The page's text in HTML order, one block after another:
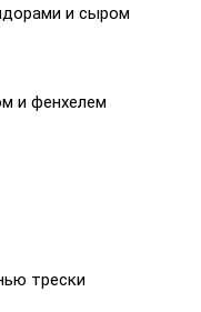
и сыром
и фенхелем
трески